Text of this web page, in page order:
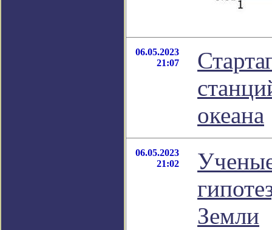
06.05.2023
21:07
океана
06.05.2023
21:02
Земли